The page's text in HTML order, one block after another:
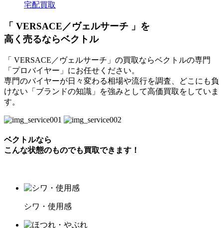
宅配買取
「 VERSACE／ヴェルサーチ 」を
高く売るならベクトル
「 VERSACE／ヴェルサーチ」の買取ならベクトルの専門
「プロバイヤー」にお任せください。
専門のバイヤーが日々変わる相場や流行を調査、どこにも負
けない「ブランドの知識」を強みとして高価買取をしていま
す。
ベクトルなら
こんな状態のものでも買取できます！
シワ・使用感